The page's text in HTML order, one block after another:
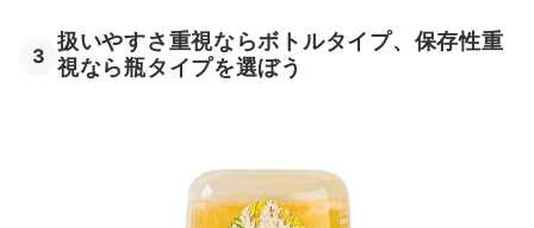
3
扱いやすさ重視ならボトルタイプ、保存性重
視なら瓶タイプを選ぼう